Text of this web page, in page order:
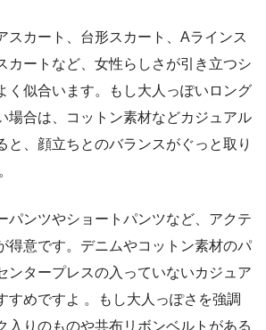
スカート、台形スカート、Aラインス
カートなど、女性らしさが引き立つシ
く似合います。もし大人っぽいロング
場合は、コットン素材などカジュアル
と、顔立ちとのバランスがぐっと取り
パンツやショートパンツなど、アクテ
得意です。デニムやコットン素材のパ
ンタープレスの入っていないカジュア
すめですよ 。もし大人っぽさを強調
入りのものや共布リボンベルトがある